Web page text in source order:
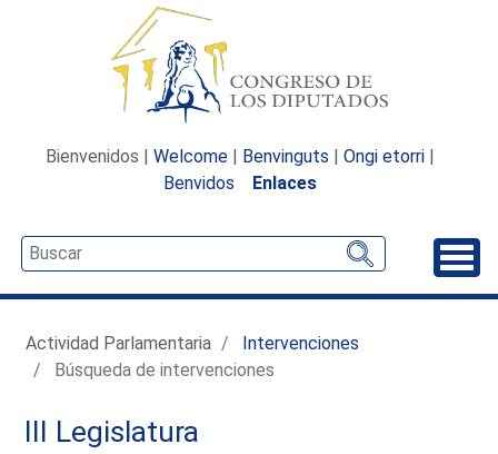
Bienvenidos | Welcome | Benvinguts | Ongi etorri |
Benvidos
Enlaces
Actividad Parlamentaria
Intervenciones
Búsqueda de intervenciones
III Legislatura